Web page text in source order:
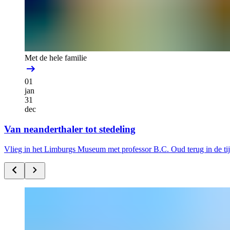
Met de hele familie
01
jan
31
dec
Van neanderthaler tot stedeling
Vlieg in het Limburgs Museum met professor B.C. Oud terug in de